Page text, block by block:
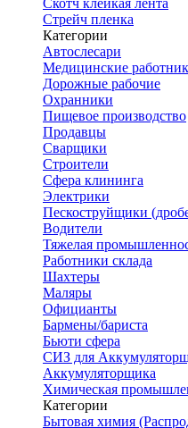
Скотч клейкая лента
Стрейч пленка
Категории
Автослесари
Медицинские
Дорожные рабочие
Охранники
Пищевое производство
Продавцы
Сварщики
Строители
Сфера клининга
Электрики
Пескоструйщики
Водители
Тяжелая
Работники склада
Шахтеры
Маляры
Официанты
Бармены/бариста
Бьюти сфера
СИЗ для
Аккумуляторщика
Химическая
Категории
Бытовая химия